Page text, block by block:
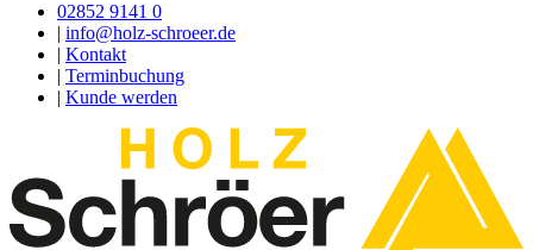
02852 9141 0
info@holz-schroeer.de
Kontakt
Terminbuchung
Kunde werden